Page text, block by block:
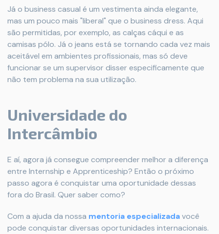
Já o business casual é um vestimenta ainda elegante,
mas um pouco mais "liberal" que o business dress. Aqui
são permitidas, por exemplo, as calças cáqui e as
camisas pólo. Já o jeans está se tornando cada vez mais
aceitável em ambientes profissionais, mas só deve
funcionar se um supervisor disser especificamente que
não tem problema na sua utilização.
Universidade do
Intercâmbio
E aí, agora já consegue compreender melhor a diferença
entre Internship e Apprenticeship? Então o próximo
passo agora é conquistar uma oportunidade dessas
fora do Brasil. Quer saber como?
Com a ajuda da nossa mentoria especializadavocê
pode conquistar diversas oportunidades internacionais.